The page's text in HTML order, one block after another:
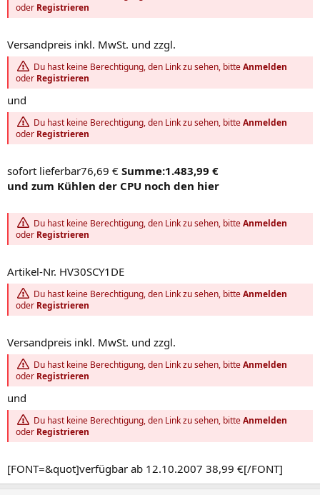
oder Registrieren
Versandpreis inkl. MwSt. und zzgl.
Du hast keine Berechtigung, den Link zu sehen, bitteAnmelden
oder Registrieren
und
Du hast keine Berechtigung, den Link zu sehen, bitteAnmelden
oder Registrieren
sofort lieferbar76,69 € Summe:1.483,99 €
und zum Kühlen der CPU noch den hier
Du hast keine Berechtigung, den Link zu sehen, bitteAnmelden
oder Registrieren
Artikel-Nr. HV30SCY1DE
Du hast keine Berechtigung, den Link zu sehen, bitteAnmelden
oder Registrieren
Versandpreis inkl. MwSt. und zzgl.
Du hast keine Berechtigung, den Link zu sehen, bitteAnmelden
oder Registrieren
und
Du hast keine Berechtigung, den Link zu sehen, bitteAnmelden
oder Registrieren
[FONT=&quot]verfügbar ab 12.10.2007 38,99 €[/FONT]